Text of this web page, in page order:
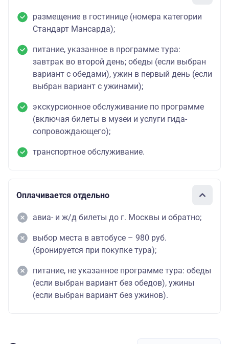
размещение в гостинице (номера категории
Стандарт Мансарда);
питание, указанное в программе тура:
завтрак во второй день; обеды (если выбран
вариант с обедами), ужин в первый день (если
выбран вариант с ужинами);
экскурсионное обслуживание по программе
(включая билеты в музеи и услуги гида-
сопровождающего);
транспортное обслуживание.
Оплачивается отдельно
авиа- и ж/д билеты до г. Москвы и обратно;
выбор места в автобусе – 980 руб.
(бронируется при покупке тура);
питание, не указанное программе тура: обеды
(если выбран вариант без обедов), ужины
(если выбран вариант без ужинов).